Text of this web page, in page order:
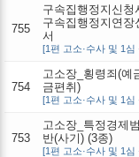
755
구속집행정지신청
구속집행정지연장
서
[1편 고소·수사 및 1
754
고소장_횡령죄(예
금편취)
[1편 고소·수사 및 1심
753
고소장_특정경제
반(사기) (3종)
[1편 고소·수사 및 1심